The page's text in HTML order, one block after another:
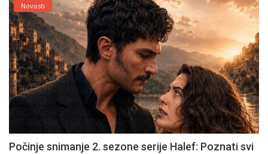
Novosti
Počinje snimanje 2. sezone serije Halef: Poznati svi